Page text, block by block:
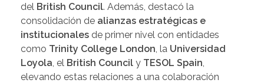
del British Council. Además, destacó la
consolidación de alianzas estratégicas e
institucionales de primer nivel con entidades
como Trinity College London, la Universidad
Loyola, el British Council y TESOL Spain,
elevando estas relaciones a una colaboración